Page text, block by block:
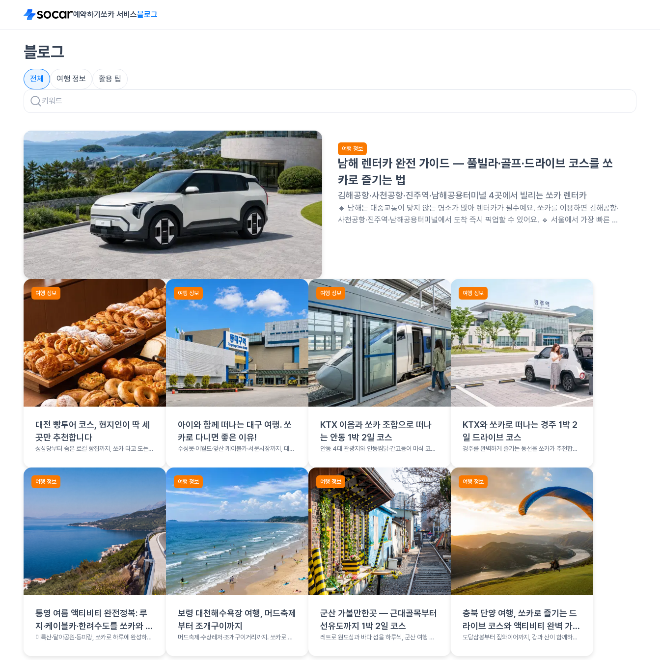
예약하기 쏘카 서비스블로그
블로그
전체 여행 정보 활용 팁
여행 정보
남해 렌터카 완전 가이드 — 풀빌라·골프·드라이브 코스를 쏘
카로 즐기는 법
김해공항·사천공항·진주역·남해공용터미널 4곳에서 빌리는 쏘카 렌터카
🔹 남해는 대중교통이 닿지 않는 명소가 많아 렌터카가 필수예요. 쏘카를 이용하면 김해공항·
사천공항·진주역·남해공용터미널에서 도착 즉시 픽업할 수 있어요. 🔹 서울에서 가장 빠른 조
여행 정보
대전 빵투어 코스, 현지인이 딱 세
곳만 추천합니다
성심당부터 숨은 로컬 빵집까지, 쏘카 타고 도는
여행 정보
아이와 함께 떠나는 대구 여행. 쏘
카로 다니면 좋은 이유!
수성못·이월드·앞산 케이블카·서문시장까지, 대구
여행 정보
KTX 이음과 쏘카 조합으로 떠나
는 안동 1박 2일 코스
안동 4대 관광지와 안동찜닭·간고등어 미식 코스
여행 정보
KTX와 쏘카로 떠나는 경주 1박 2
일 드라이브 코스
경주를 완벽하게 즐기는 동선을 쏘카가 추천합니
여행 정보
통영 여름 액티비티 완전정복: 루
지·케이블카·한려수도를 쏘카와 함
께
미륵산·달아공원·동피랑, 쏘카로 하루에 완성하는
여행 정보
보령 대천해수욕장 여행, 머드축제
부터 조개구이까지
머드축제·수상레저·조개구이거리까지. 쏘카로 떠
여행 정보
군산 가볼만한곳 — 근대골목부터
선유도까지 1박 2일 코스
레트로 원도심과 바다 섬을 하루씩, 군산 여행 총
여행 정보
충북 단양 여행, 쏘카로 즐기는 드
라이브 코스와 액티비티 완벽 가이
드
도담삼봉부터 짚와이어까지, 강과 산이 함께하는